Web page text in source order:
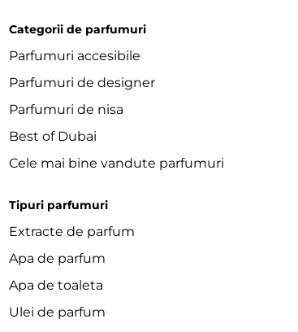
Categorii de parfumuri
Parfumuri accesibile
Parfumuri de designer
Parfumuri de nisa
Best of Dubai
Cele mai bine vandute parfumuri
Tipuri parfumuri
Extracte de parfum
Apa de parfum
Apa de toaleta
Ulei de parfum